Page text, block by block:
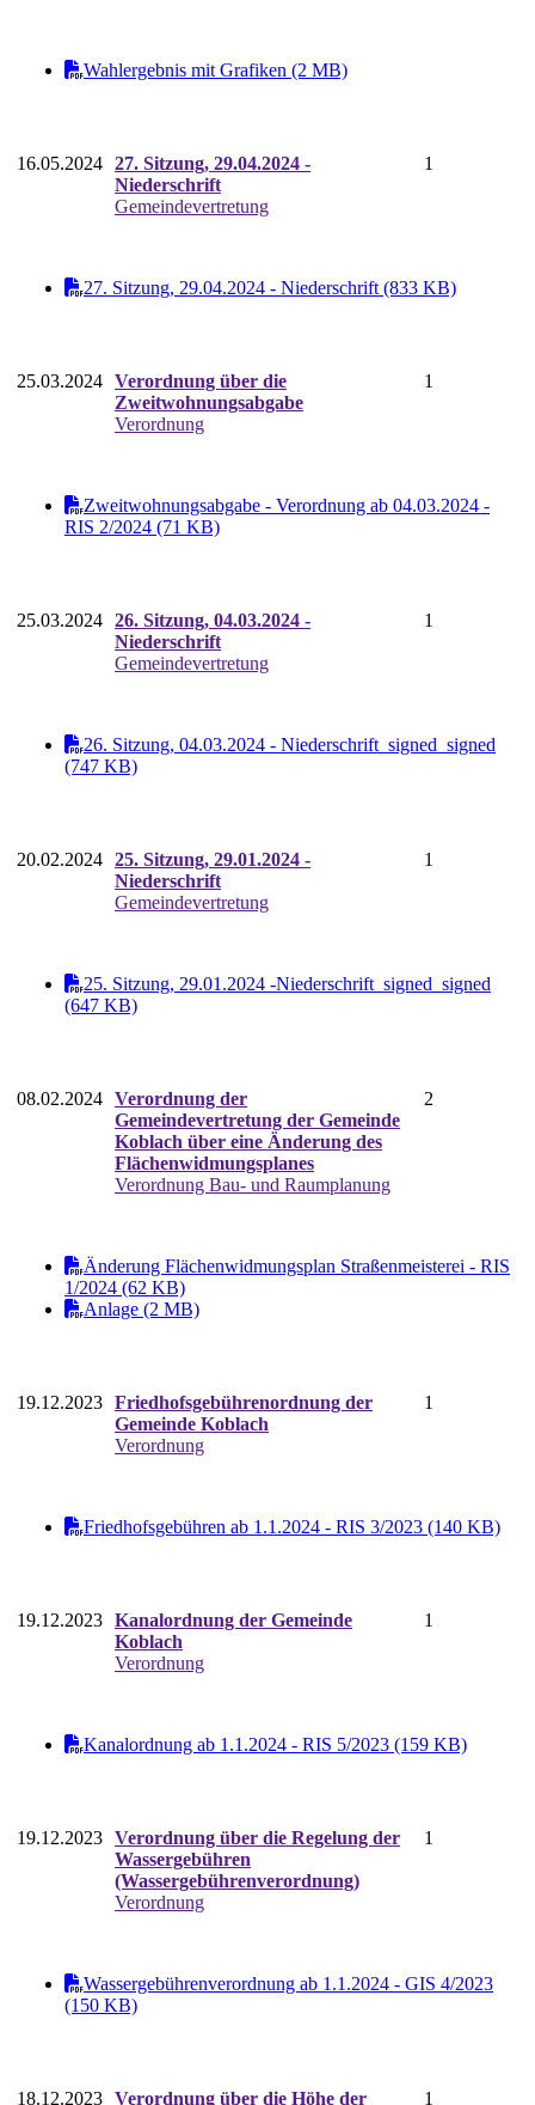
Wahlergebnis mit Grafiken (2 MB)
16.05.2024 27. Sitzung, 29.04.2024 -
Niederschrift
Gemeindevertretung
1
27. Sitzung, 29.04.2024 - Niederschrift (833 KB)
25.03.2024 Verordnung über die
Zweitwohnungsabgabe
Verordnung
1
Zweitwohnungsabgabe - Verordnung ab 04.03.2024 -
RIS 2/2024 (71 KB)
25.03.2024 26. Sitzung, 04.03.2024 -
Niederschrift
Gemeindevertretung
1
26. Sitzung, 04.03.2024 - Niederschrift_signed_signed
(747 KB)
20.02.2024 25. Sitzung, 29.01.2024 -
Niederschrift
Gemeindevertretung
1
25. Sitzung, 29.01.2024 -Niederschrift_signed_signed
(647 KB)
08.02.2024 Verordnung der
Gemeindevertretung der Gemeinde
Koblach über eine Änderung des
Flächenwidmungsplanes
Verordnung Bau- und Raumplanung
2
Änderung Flächenwidmungsplan Straßenmeisterei - RIS
1/2024 (62 KB)
Anlage (2 MB)
19.12.2023 Friedhofsgebührenordnung der
Gemeinde Koblach
Verordnung
1
Friedhofsgebühren ab 1.1.2024 - RIS 3/2023 (140 KB)
19.12.2023 Kanalordnung der Gemeinde
Koblach
Verordnung
1
Kanalordnung ab 1.1.2024 - RIS 5/2023 (159 KB)
19.12.2023 Verordnung über die Regelung der
Wassergebühren
(Wassergebührenverordnung)
Verordnung
1
Wassergebührenverordnung ab 1.1.2024 - GIS 4/2023
(150 KB)
18.12.2023 Verordnung über die Höhe der 1